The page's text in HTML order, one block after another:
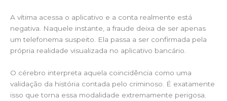
A vítima acessa o aplicativo e a conta realmente está
negativa. Naquele instante, a fraude deixa de ser apenas
um telefonema suspeito. Ela passa a ser confirmada pela
própria realidade visualizada no aplicativo bancário.
O cérebro interpreta aquela coincidência como uma
validação da história contada pelo criminoso. É exatamente
isso que torna essa modalidade extremamente perigosa.